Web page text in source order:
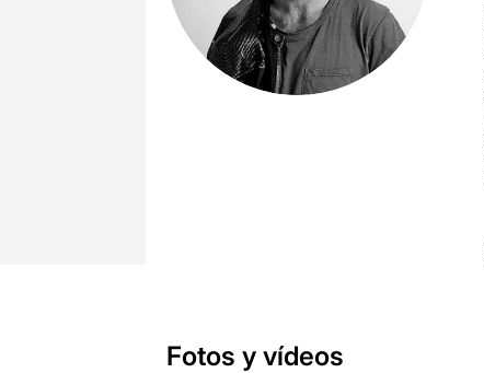
Fotos y vídeos